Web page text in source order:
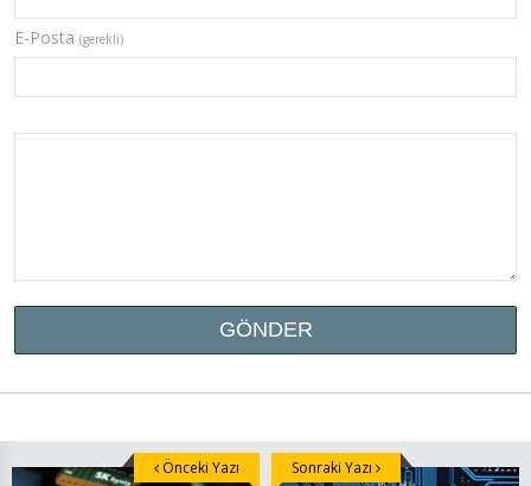
E-Posta (gerekli)
Önceki Yazı Sonraki Yazı